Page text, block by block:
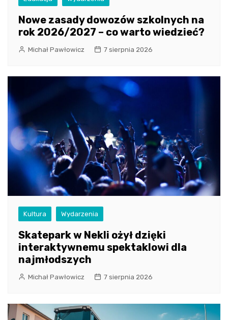
Nowe zasady dowozów szkolnych na
rok 2026/2027 – co warto wiedzieć?
Michał Pawłowicz 7 sierpnia 2026
Kultura Wydarzenia
Skatepark w Nekli ożył dzięki
interaktywnemu spektaklowi dla
najmłodszych
Michał Pawłowicz 7 sierpnia 2026